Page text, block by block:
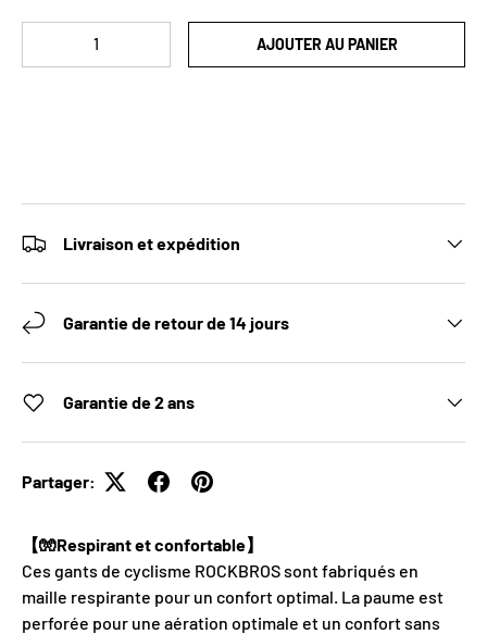
AJOUTER AU PANIER
Livraison et expédition
Garantie de retour de 14 jours
Garantie de 2 ans
Partager:
【🧤Respirant et confortable】
Ces gants de cyclisme ROCKBROS sont fabriqués en
maille respirante pour un confort optimal. La paume est
perforée pour une aération optimale et un confort sans